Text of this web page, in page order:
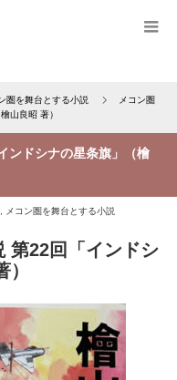
圏を舞台とする小説
メコン圏
山良昭 著）
ンドシナの星条旗」（檜
メコン圏を舞台とする小説
第22回「インドシ